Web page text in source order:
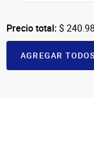
Precio total: $ 240.98
AGREGAR